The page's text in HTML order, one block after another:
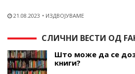
21.08.2023 ИЗДВОЈУВАМЕ
СЛИЧНИ ВЕСТИ ОД
Што може да се
книги?